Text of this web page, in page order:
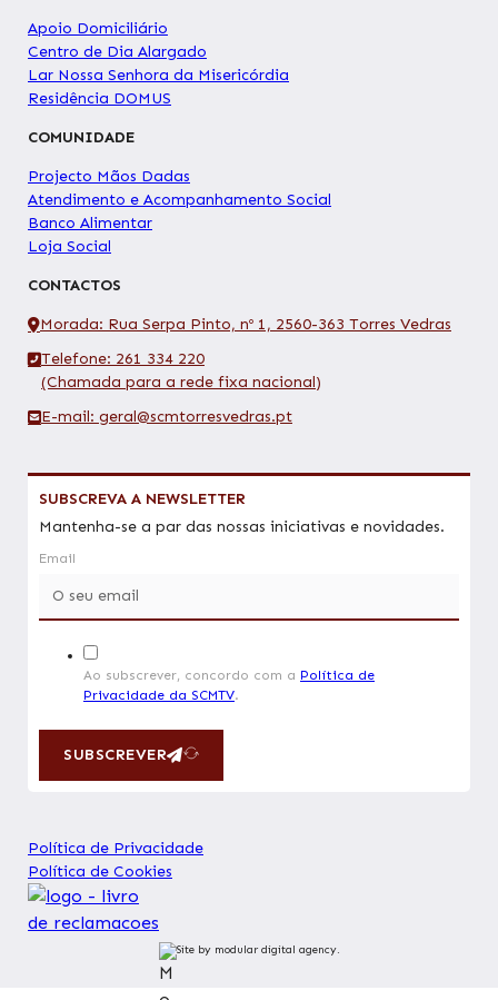
Apoio Domiciliário
Centro de Dia Alargado
Lar Nossa Senhora da Misericórdia
Residência DOMUS
COMUNIDADE
Projecto Mãos Dadas
Atendimento e Acompanhamento Social
Banco Alimentar
Loja Social
CONTACTOS
Morada: Rua Serpa Pinto, nº 1, 2560-363 Torres Vedras
Telefone: 261 334 220
(Chamada para a rede fixa nacional)
E-mail: geral@scmtorresvedras.pt
SUBSCREVA A NEWSLETTER
Mantenha-se a par das nossas iniciativas e novidades.
Email
Ao subscrever, concordo com a Política de
Privacidade da SCMTV.
SUBSCREVER
Política de Privacidade
Política de Cookies
Site by modular digital agency.